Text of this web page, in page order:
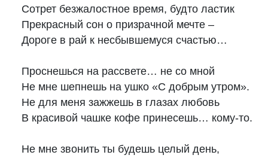
Сотрет безжалостное время, будто ластик
Прекрасный сон о призрачной мечте –
Дороге в рай к несбывшемуся счастью…
Проснешься на рассвете… не со мной
Не мне шепнешь на ушко «С добрым утром».
Не для меня зажжешь в глазах любовь
В красивой чашке кофе принесешь… кому-то.
Не мне звонить ты будешь целый день,